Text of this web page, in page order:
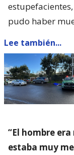
pudo haber
Lee también...
“El hombre
estaba muy